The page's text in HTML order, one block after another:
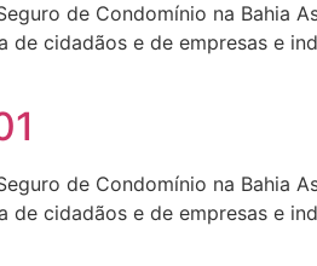
de Condomínio na Bahia
cidadãos e de empresas e
de Condomínio na Bahia
cidadãos e de empresas e